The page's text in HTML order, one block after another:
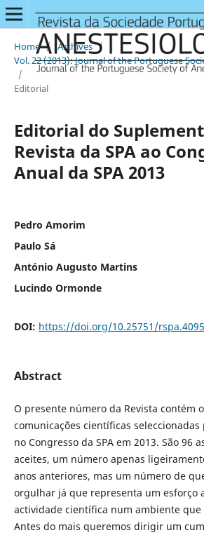
Home / Archives /
Vol. 22 (2013): Journal of the Portuguese
/
Editorial
Editorial do
Revista da SPA ao
Anual da SPA 2013
Pedro Amorim
Paulo Sá
António Augusto Martins
Lucindo Ormonde
DOI: https://doi.org/10.25751/rspa.4095
Abstract
O presente número da Revista contém
comunicações científicas
no Congresso da SPA em 2013. São 96
aceites, um número apenas
anos anteriores, mas um número de
orgulhar já que representa um esforço
actividade científica num ambiente
Antes do mais queremos dirigir um